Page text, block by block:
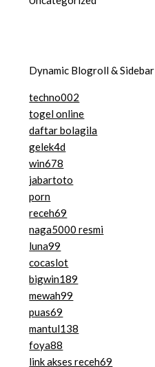
Dynamic Blogroll & Sidebar
techno002
togel online
daftar bolagila
gelek4d
win678
jabartoto
porn
receh69
naga5000 resmi
luna99
cocaslot
bigwin189
mewah99
puas69
mantul138
foya88
link akses receh69